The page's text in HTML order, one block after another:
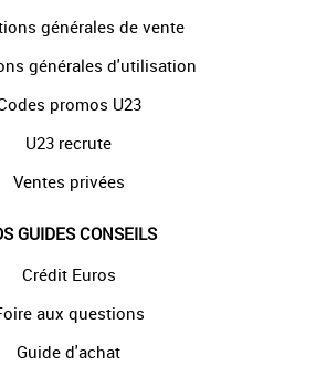
générales de vente
générales d'utilisation
promos U23
U23 recrute
Ventes privées
GUIDES CONSEILS
Crédit Euros
aux questions
Guide d'achat